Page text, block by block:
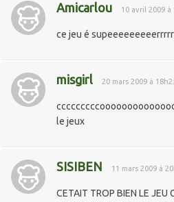
Amicarlou 10 avril 2009 à
ce jeu é
misgirl 20 mars 2009 à
le jeux
SISIBEN 11 mars 2009 à
CETAIT TROP BIEN LE JEU